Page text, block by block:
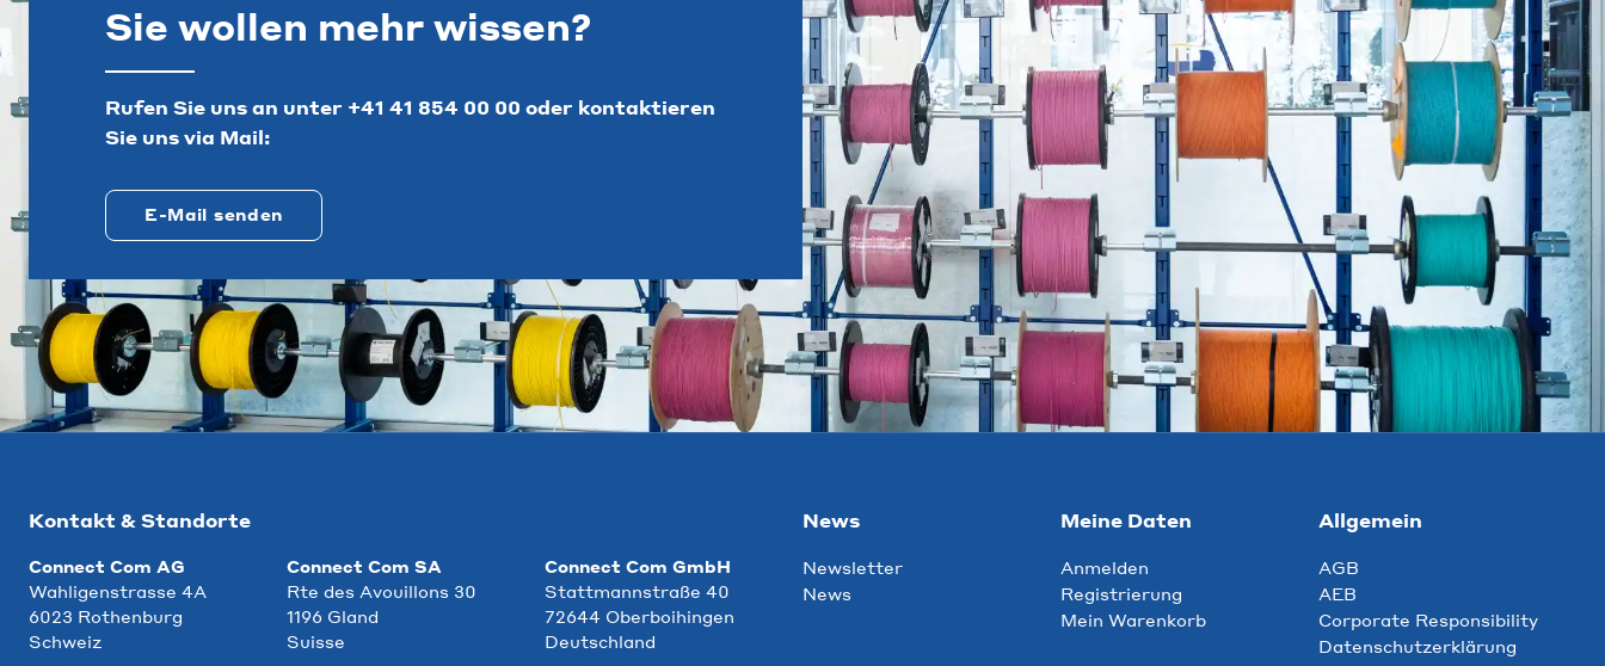
Sie wollen mehr wissen?
Rufen Sie uns an unter +41 41 854 00 00 oder kontaktieren
Sie uns via Mail:
E-Mail senden
Kontakt & Standorte
Connect Com AG
Wahligenstrasse 4A
6023 Rothenburg
Schweiz
Connect Com SA
Rte des Avouillons 30
1196 Gland
Suisse
Connect Com GmbH
Stattmannstraße 40
72644 Oberboihingen
Deutschland
News
Newsletter
News
Meine Daten
Anmelden
Registrierung
Mein Warenkorb
Allgemein
AGB
AEB
Corporate Responsibility
Datenschutzerklärung